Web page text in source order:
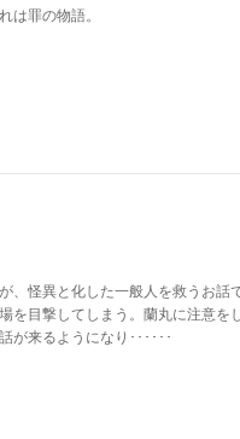
は罪の物語。
怪異と化した一般人を救うお話
目撃してしまう。蘭丸に注意を
が来るようになり･･････